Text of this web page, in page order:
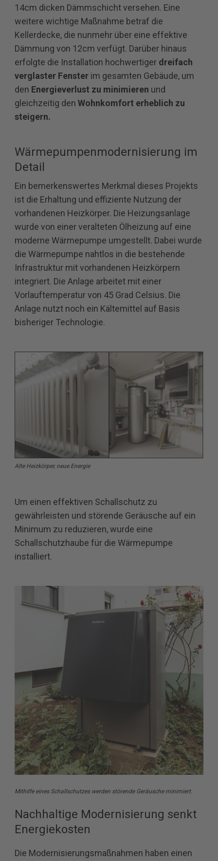
14cm dicken Dämmschicht versehen. Eine
weitere wichtige Maßnahme betraf die
Kellerdecke, die nunmehr über eine effektive
Dämmung von 12cm verfügt. Darüber hinaus
erfolgte die Installation hochwertiger dreifach
verglaster Fenster im gesamten Gebäude, um
den Energieverlust zu minimieren und
gleichzeitig den Wohnkomfort erheblich zu
steigern.
Wärmepumpenmodernisierung im
Detail
Ein bemerkenswertes Merkmal dieses Projekts
ist die Erhaltung und effiziente Nutzung der
vorhandenen Heizkörper. Die Heizungsanlage
wurde von einer veralteten Ölheizung auf eine
moderne Wärmepumpe umgestellt. Dabei wurde
die Wärmepumpe nahtlos in die bestehende
Infrastruktur mit vorhandenen Heizkörpern
integriert. Die Anlage arbeitet mit einer
Vorlauftemperatur von 45 Grad Celsius. Die
Anlage nutzt noch ein Kältemittel auf Basis
bisheriger Technologie.
Alte Heizkörper, neue Energie
Um einen effektiven Schallschutz zu
gewährleisten und störende Geräusche auf ein
Minimum zu reduzieren, wurde eine
Schallschutzhaube für die Wärmepumpe
installiert.
Mithilfe eines Schallschutzes werden störende Geräusche minimiert.
Nachhaltige Modernisierung senkt
Energiekosten
Die Modernisierungsmaßnahmen haben einen